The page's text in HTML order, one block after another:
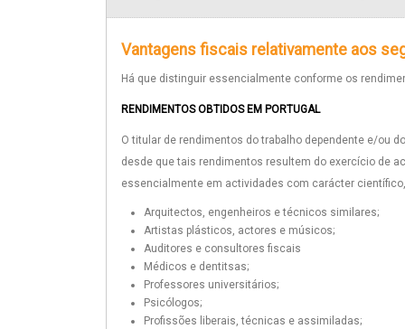
Vantagens fiscais relativamente aos
Há que distinguir essencialmente conforme os
RENDIMENTOS OBTIDOS EM PORTUGAL
O titular de rendimentos do trabalho dependente e/ou
desde que tais rendimentos resultem do exercício de
essencialmente em actividades com carácter
Arquitectos, engenheiros e técnicos similares;
Artistas plásticos, actores e músicos;
Auditores e consultores fiscais
Médicos e dentitsas;
Professores universitários;
Psicólogos;
Profissões liberais, técnicas e assimiladas;